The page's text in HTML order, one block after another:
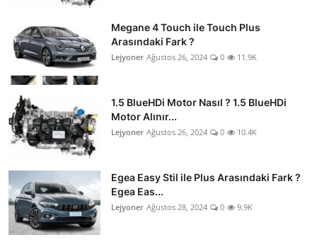
Megane 4 Touch ile Touch Plus
Arasındaki Fark ?
Lejyoner Ağustos 26, 2024 0 11.9K
1.5 BlueHDi Motor Nasıl ? 1.5 BlueHDi
Motor Alınır...
Lejyoner Ağustos 26, 2024 0 10.4K
Egea Easy Stil ile Plus Arasındaki Fark ?
Egea Eas...
Lejyoner Ağustos 28, 2024 0 9.9K